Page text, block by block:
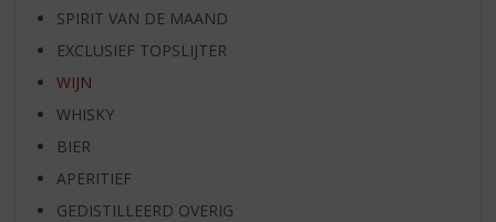
SPIRIT VAN DE MAAND
EXCLUSIEF TOPSLIJTER
WIJN
WHISKY
BIER
APERITIEF
GEDISTILLEERD OVERIG